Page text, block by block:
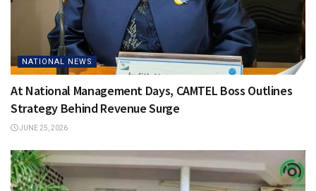
NATIONAL NEWS
At National Management Days, CAMTEL Boss Outlines
Strategy Behind Revenue Surge
JUNE 25, 2026